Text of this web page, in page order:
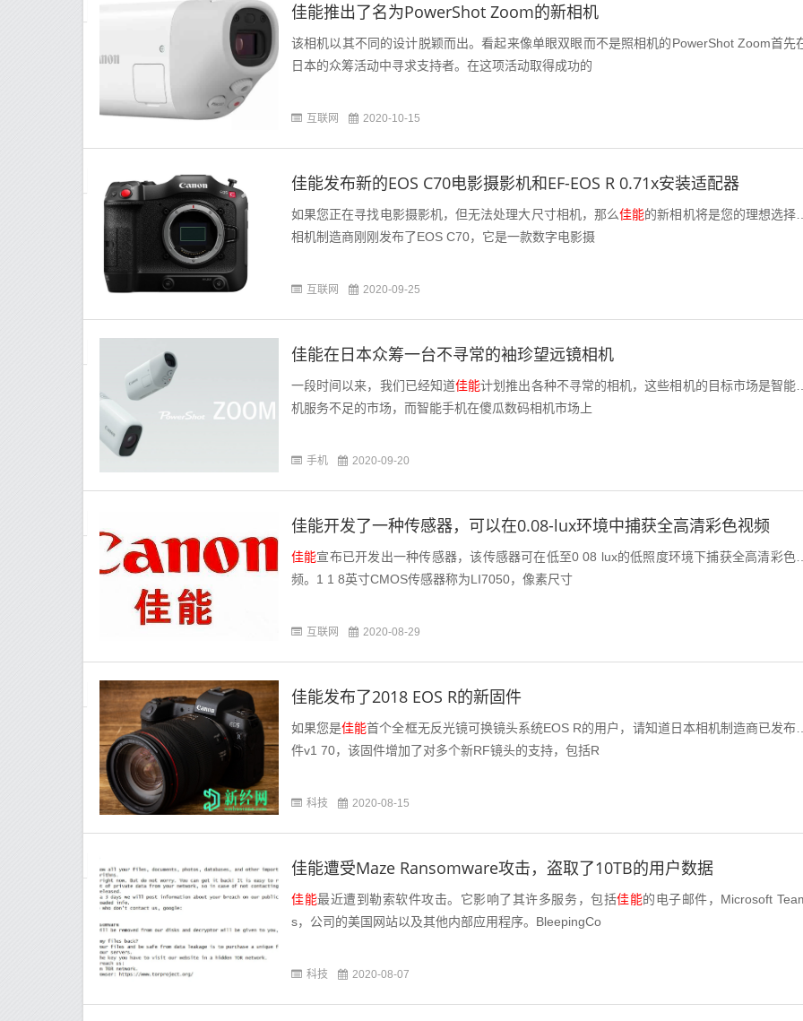
佳能推出了名为PowerShot Zoom的新相机
该相机以其不同的设计脱颖而出。看起来像单眼双眼而不是照相机的PowerShot Zoom首先
日本的众筹活动中寻求支持者。在这项活动取得成功的
互联网 2020-10-15
佳能发布新的EOS C70电影摄影机和EF-EOS R 0.71x安装适配器
如果您正在寻找电影摄影机，但无法处理大尺寸相机，那么佳能的新相机将是您的理想选择
相机制造商刚刚发布了EOS C70，它是一款数字电影摄
互联网 2020-09-25
佳能在日本众筹一台不寻常的袖珍望远镜相机
一段时间以来，我们已经知道佳能计划推出各种不寻常的相机，这些相机的目标市场是智能
机服务不足的市场，而智能手机在傻瓜数码相机市场上
手机 2020-09-20
佳能开发了一种传感器，可以在0.08-lux环境中捕获全高清彩色视频
佳能宣布已开发出一种传感器，该传感器可在低至0 08 lux的低照度环境下捕获全高清彩色
频。1 1 8英寸CMOS传感器称为LI7050，像素尺寸
互联网 2020-08-29
佳能发布了2018 EOS R的新固件
如果您是佳能首个全框无反光镜可换镜头系统EOS R的用户，请知道日本相机制造商已发布
件v1 70，该固件增加了对多个新RF镜头的支持，包括R
科技 2020-08-15
佳能遭受Maze Ransomware攻击，盗取了10TB的用户数据
佳能最近遭到勒索软件攻击。它影响了其许多服务，包括佳能的电子邮件，Microsoft
s，公司的美国网站以及其他内部应用程序。BleepingCo
科技 2020-08-07